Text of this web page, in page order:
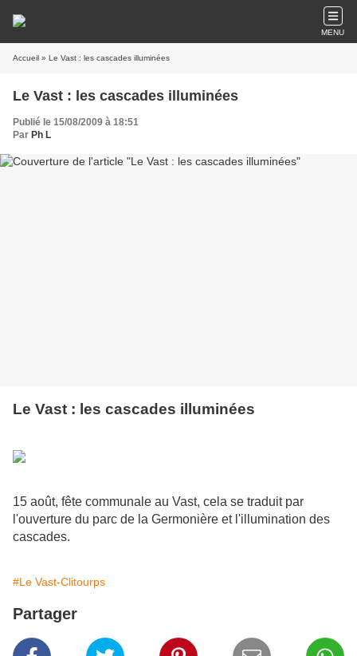
MENU
Accueil » Le Vast : les cascades illuminées
Le Vast : les cascades illuminées
Publié le 15/08/2009 à 18:51
Par Ph L
Le Vast : les cascades illuminées
15 août, fête communale au Vast, cela se traduit par
l'ouverture du parc de la Germonière et l'illumination des
cascades.
#Le Vast-Clitourps
Partager